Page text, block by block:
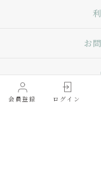
会員登録 ログイン
お
プライ